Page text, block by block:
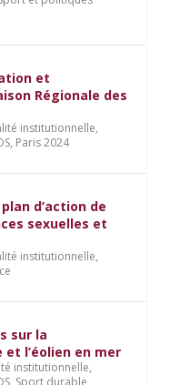
et
Régionale des
institutionnelle,
, Paris 2024
d’action de
sexuelles et
institutionnelle,
sur la
l’éolien en mer
institutionnelle,
, Sport durable